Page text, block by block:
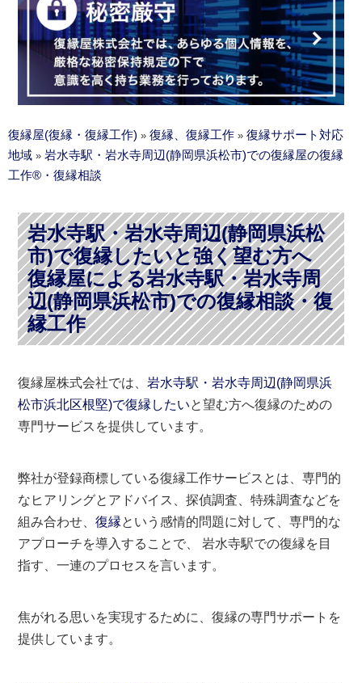
復縁屋(復縁・復縁工作) » 復縁、復縁工作 » 復縁サポート対応
地域 » 岩水寺駅・岩水寺周辺(静岡県浜松市)での復縁屋の復縁
工作®・復縁相談
岩水寺駅・岩水寺周辺(静岡県浜松
市)で復縁したいと強く望む方へ
復縁屋による岩水寺駅・岩水寺周
辺(静岡県浜松市)での復縁相談・復
縁工作
復縁屋株式会社では、岩水寺駅・岩水寺周辺(静岡県浜
松市浜北区根堅)で復縁したいと望む方へ復縁のための
専門サービスを提供しています。
弊社が登録商標している復縁工作サービスとは、専門的
なヒアリングとアドバイス、探偵調査、特殊調査などを
組み合わせ、復縁という感情的問題に対して、専門的な
アプローチを導入することで、 岩水寺駅での復縁を目
指す、一連のプロセスを言います。
焦がれる思いを実現するために、復縁の専門サポートを
提供しています。